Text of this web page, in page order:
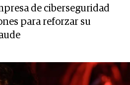
de ciberseguridad
para reforzar su